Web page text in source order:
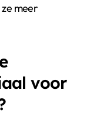
meer
voor